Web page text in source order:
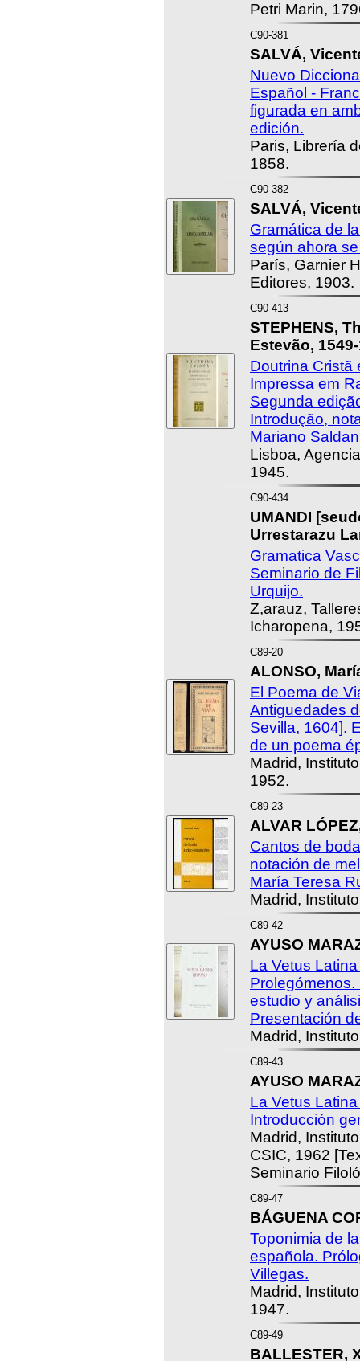
Petri Marin,
C90-381
SALVÁ,
Nuevo
Español -
figurada en
edición.
Paris, Librería
1858.
C90-382
SALVÁ,
Gramática de
según ahora
París, Garnier
Editores, 1903.
C90-413
STEPHENS,
Estevão,
Doutrina Cristã
Impressa em
Segunda
Introdução,
Mariano
Lisboa,
1945.
C90-434
UMANDI
Urrestarazu
Gramatica
Seminario de
Urquijo.
Z,arauz,
Icharopena,
C89-20
ALONSO,
El Poema de
Antiguedades
Sevilla, 1604].
de un poema
Madrid,
1952.
C89-23
ALVAR
Cantos de
notación de
María Teresa
Madrid,
C89-42
AYUSO
La Vetus
estudio y
Presentación
Madrid,
C89-43
AYUSO
La Vetus
Introducción
Madrid,
CSIC, 1962
Seminario
C89-47
BÁGUENA
Toponimia de
española.
Villegas.
Madrid,
1947.
C89-49
BALLESTER,